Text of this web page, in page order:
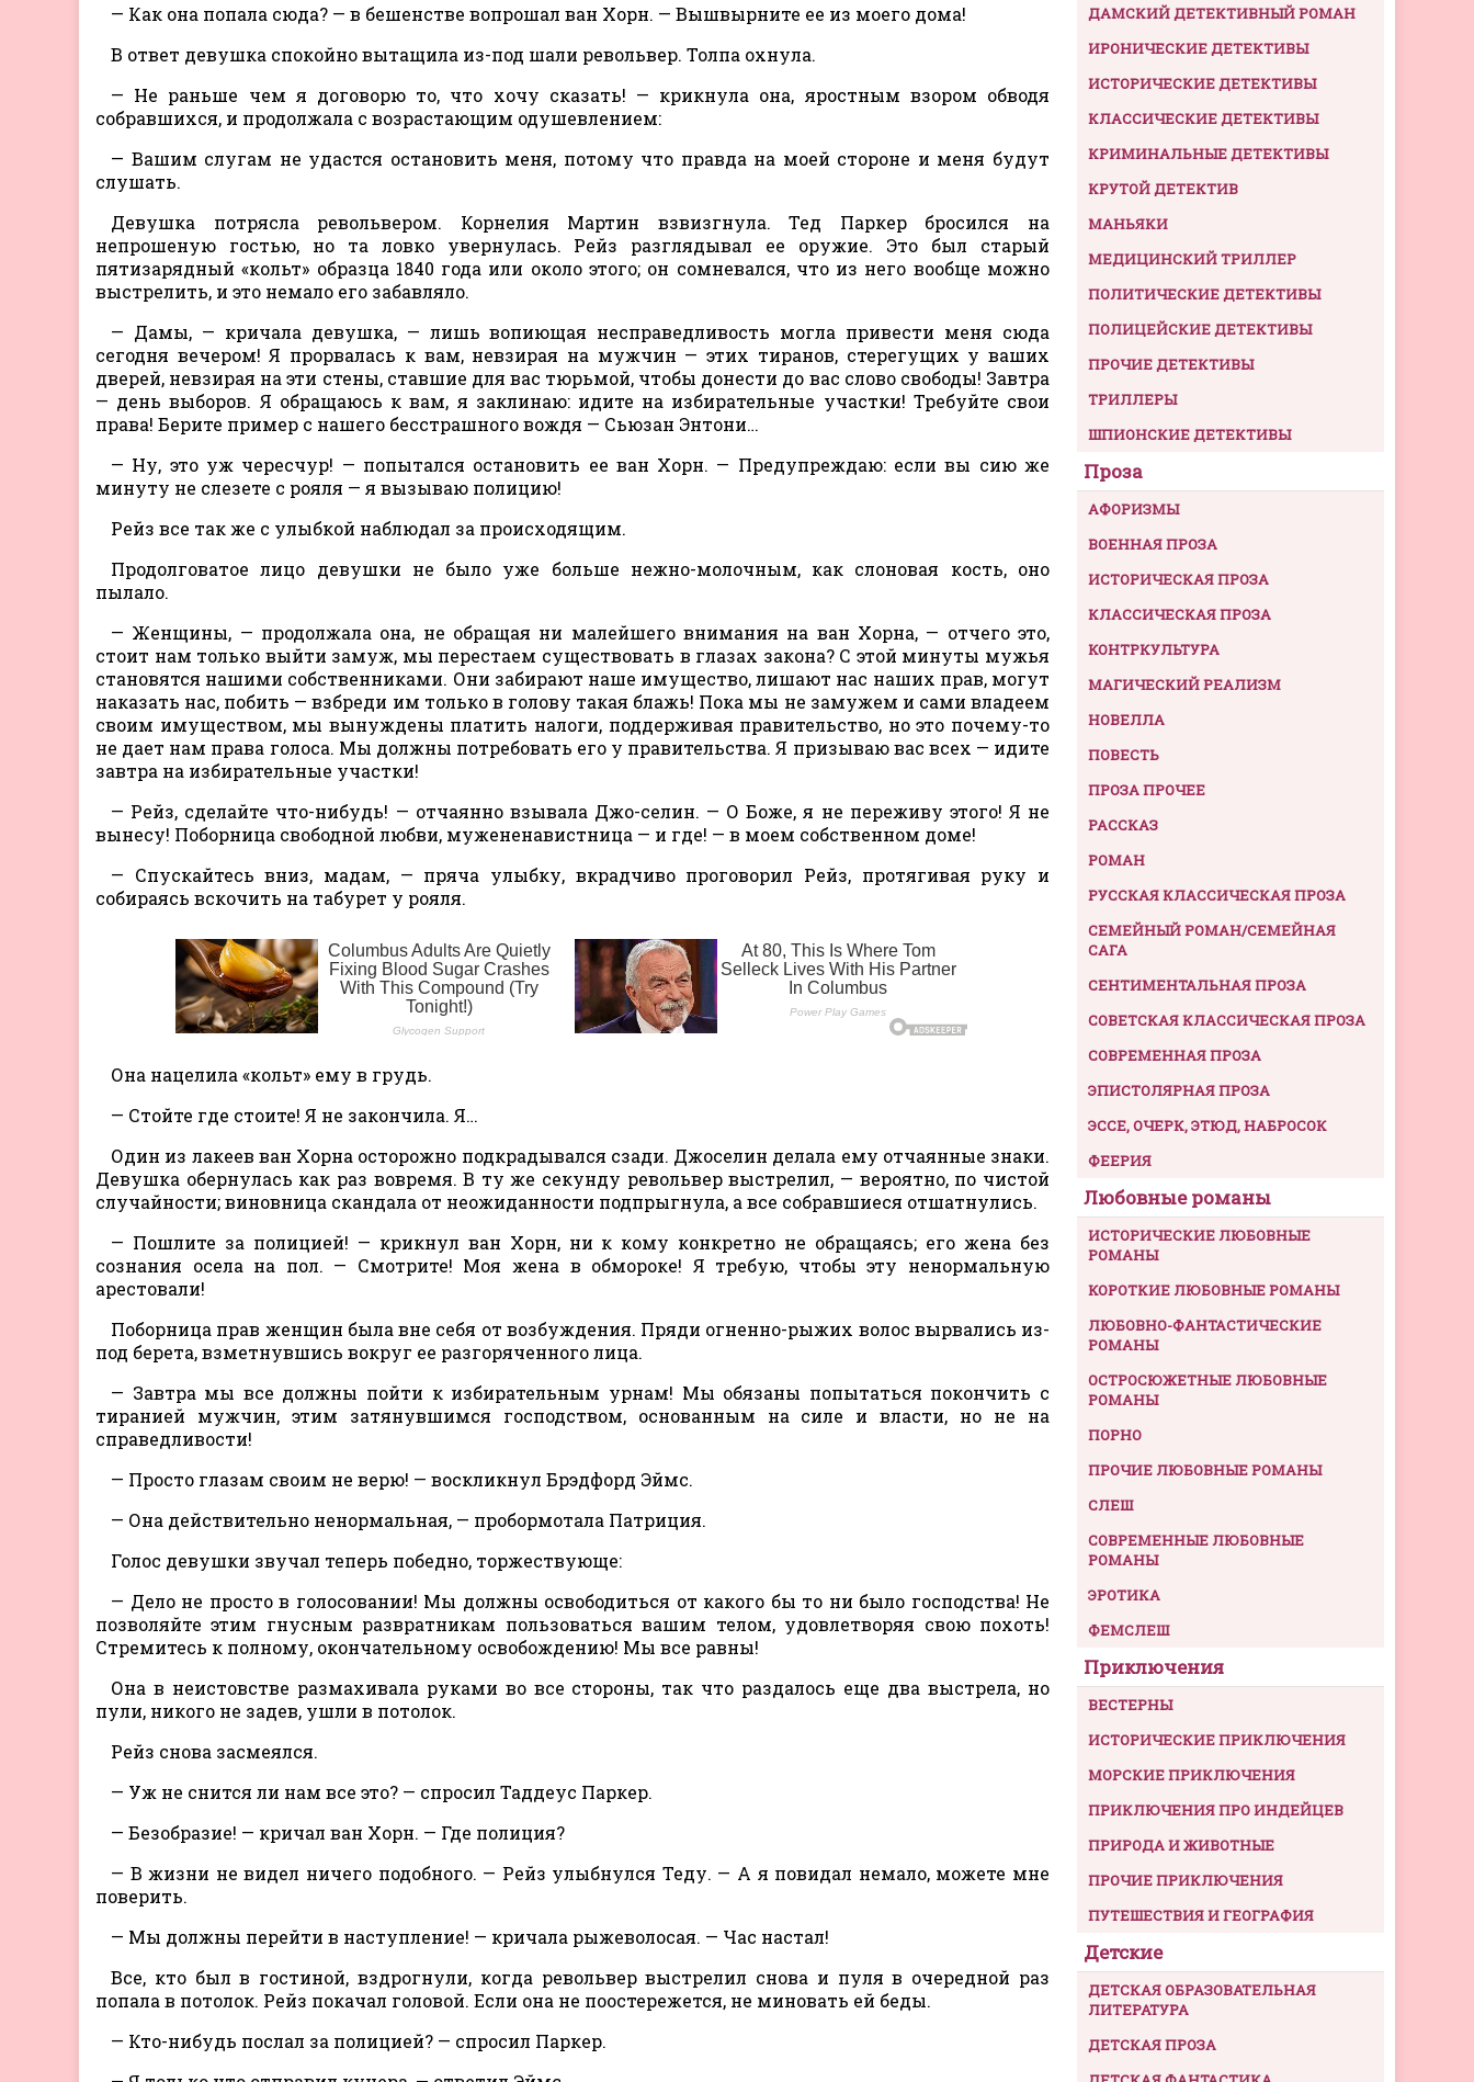
— Как она попала сюда? — в бешенстве вопрошал ван Хорн. — Вышвырните ее из моего дома!
В ответ девушка спокойно вытащила из-под шали револьвер. Толпа охнула.
— Не раньше чем я договорю то, что хочу сказать! — крикнула она, яростным взором обводя
собравшихся, и продолжала с возрастающим одушевлением:
— Вашим слугам не удастся остановить меня, потому что правда на моей стороне и меня будут
слушать.
Девушка потрясла револьвером. Корнелия Мартин взвизгнула. Тед Паркер бросился на
непрошеную гостью, но та ловко увернулась. Рейз разглядывал ее оружие. Это был старый
пятизарядный «кольт» образца 1840 года или около этого; он сомневался, что из него вообще можно
выстрелить, и это немало его забавляло.
— Дамы, — кричала девушка, — лишь вопиющая несправедливость могла привести меня сюда
сегодня вечером! Я прорвалась к вам, невзирая на мужчин — этих тиранов, стерегущих у ваших
дверей, невзирая на эти стены, ставшие для вас тюрьмой, чтобы донести до вас слово свободы! Завтра
— день выборов. Я обращаюсь к вам, я заклинаю: идите на избирательные участки! Требуйте свои
права! Берите пример с нашего бесстрашного вождя — Сьюзан Энтони…
— Ну, это уж чересчур! — попытался остановить ее ван Хорн. — Предупреждаю: если вы сию же
минуту не слезете с рояля — я вызываю полицию!
Рейз все так же с улыбкой наблюдал за происходящим.
Продолговатое лицо девушки не было уже больше нежно-молочным, как слоновая кость, оно
пылало.
— Женщины, — продолжала она, не обращая ни малейшего внимания на ван Хорна, — отчего это,
стоит нам только выйти замуж, мы перестаем существовать в глазах закона? С этой минуты мужья
становятся нашими собственниками. Они забирают наше имущество, лишают нас наших прав, могут
наказать нас, побить — взбреди им только в голову такая блажь! Пока мы не замужем и сами владеем
своим имуществом, мы вынуждены платить налоги, поддерживая правительство, но это почему-то
не дает нам права голоса. Мы должны потребовать его у правительства. Я призываю вас всех — идите
завтра на избирательные участки!
— Рейз, сделайте что-нибудь! — отчаянно взывала Джо-селин. — О Боже, я не переживу этого! Я не
вынесу! Поборница свободной любви, мужененавистница — и где! — в моем собственном доме!
— Спускайтесь вниз, мадам, — пряча улыбку, вкрадчиво проговорил Рейз, протягивая руку и
собираясь вскочить на табурет у рояля.
Она нацелила «кольт» ему в грудь.
— Стойте где стоите! Я не закончила. Я…
Один из лакеев ван Хорна осторожно подкрадывался сзади. Джоселин делала ему отчаянные знаки.
Девушка обернулась как раз вовремя. В ту же секунду револьвер выстрелил, — вероятно, по чистой
случайности; виновница скандала от неожиданности подпрыгнула, а все собравшиеся отшатнулись.
— Пошлите за полицией! — крикнул ван Хорн, ни к кому конкретно не обращаясь; его жена без
сознания осела на пол. — Смотрите! Моя жена в обмороке! Я требую, чтобы эту ненормальную
арестовали!
Поборница прав женщин была вне себя от возбуждения. Пряди огненно-рыжих волос вырвались из-
под берета, взметнувшись вокруг ее разгоряченного лица.
— Завтра мы все должны пойти к избирательным урнам! Мы обязаны попытаться покончить с
тиранией мужчин, этим затянувшимся господством, основанным на силе и власти, но не на
справедливости!
— Просто глазам своим не верю! — воскликнул Брэдфорд Эймс.
— Она действительно ненормальная, — пробормотала Патриция.
Голос девушки звучал теперь победно, торжествующе:
— Дело не просто в голосовании! Мы должны освободиться от какого бы то ни было господства! Не
позволяйте этим гнусным развратникам пользоваться вашим телом, удовлетворяя свою похоть!
Стремитесь к полному, окончательному освобождению! Мы все равны!
Она в неистовстве размахивала руками во все стороны, так что раздалось еще два выстрела, но
пули, никого не задев, ушли в потолок.
Рейз снова засмеялся.
— Уж не снится ли нам все это? — спросил Таддеус Паркер.
— Безобразие! — кричал ван Хорн. — Где полиция?
— В жизни не видел ничего подобного. — Рейз улыбнулся Теду. — А я повидал немало, можете мне
поверить.
— Мы должны перейти в наступление! — кричала рыжеволосая. — Час настал!
Все, кто был в гостиной, вздрогнули, когда револьвер выстрелил снова и пуля в очередной раз
попала в потолок. Рейз покачал головой. Если она не поостережется, не миновать ей беды.
— Кто-нибудь послал за полицией? — спросил Паркер.
ДАМСКИЙ ДЕТЕКТИВНЫЙ РОМАН
ИРОНИЧЕСКИЕ ДЕТЕКТИВЫ
ИСТОРИЧЕСКИЕ ДЕТЕКТИВЫ
КЛАССИЧЕСКИЕ ДЕТЕКТИВЫ
КРИМИНАЛЬНЫЕ ДЕТЕКТИВЫ
КРУТОЙ ДЕТЕКТИВ
МАНЬЯКИ
МЕДИЦИНСКИЙ ТРИЛЛЕР
ПОЛИТИЧЕСКИЕ ДЕТЕКТИВЫ
ПОЛИЦЕЙСКИЕ ДЕТЕКТИВЫ
ПРОЧИЕ ДЕТЕКТИВЫ
ТРИЛЛЕРЫ
ШПИОНСКИЕ ДЕТЕКТИВЫ
Проза
АФОРИЗМЫ
ВОЕННАЯ ПРОЗА
ИСТОРИЧЕСКАЯ ПРОЗА
КЛАССИЧЕСКАЯ ПРОЗА
КОНТРКУЛЬТУРА
МАГИЧЕСКИЙ РЕАЛИЗМ
НОВЕЛЛА
ПОВЕСТЬ
ПРОЗА ПРОЧЕЕ
РАССКАЗ
РОМАН
РУССКАЯ КЛАССИЧЕСКАЯ ПРОЗА
СЕМЕЙНЫЙ РОМАН/СЕМЕЙНАЯ
САГА
СЕНТИМЕНТАЛЬНАЯ ПРОЗА
СОВЕТСКАЯ КЛАССИЧЕСКАЯ ПРОЗА
СОВРЕМЕННАЯ ПРОЗА
ЭПИСТОЛЯРНАЯ ПРОЗА
ЭССЕ, ОЧЕРК, ЭТЮД, НАБРОСОК
ФЕЕРИЯ
Любовные романы
ИСТОРИЧЕСКИЕ ЛЮБОВНЫЕ
РОМАНЫ
КОРОТКИЕ ЛЮБОВНЫЕ РОМАНЫ
ЛЮБОВНО-ФАНТАСТИЧЕСКИЕ
РОМАНЫ
ОСТРОСЮЖЕТНЫЕ ЛЮБОВНЫЕ
РОМАНЫ
ПОРНО
ПРОЧИЕ ЛЮБОВНЫЕ РОМАНЫ
СЛЕШ
СОВРЕМЕННЫЕ ЛЮБОВНЫЕ
РОМАНЫ
ЭРОТИКА
ФЕМСЛЕШ
Приключения
ВЕСТЕРНЫ
ИСТОРИЧЕСКИЕ ПРИКЛЮЧЕНИЯ
МОРСКИЕ ПРИКЛЮЧЕНИЯ
ПРИКЛЮЧЕНИЯ ПРО ИНДЕЙЦЕВ
ПРИРОДА И ЖИВОТНЫЕ
ПРОЧИЕ ПРИКЛЮЧЕНИЯ
ПУТЕШЕСТВИЯ И ГЕОГРАФИЯ
Детские
ДЕТСКАЯ ОБРАЗОВАТЕЛЬНАЯ
ЛИТЕРАТУРА
ДЕТСКАЯ ПРОЗА